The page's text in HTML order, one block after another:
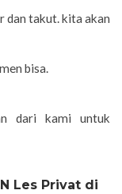
dan takut. kita akan
bisa.
dari kami untuk
Les Privat di